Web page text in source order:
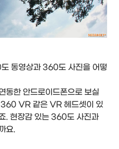
동영상과 360도 사진을 어떻
동한 안드로이드폰으로 보실
VR 같은 VR 헤드셋이 있
. 현장감 있는 360도 사진과
요.